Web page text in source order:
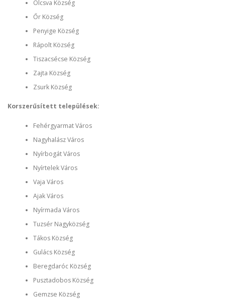
Olcsva Község
Őr Község
Penyige Község
Rápolt Község
Tiszacsécse Község
Zajta Község
Zsurk Község
Korszerűsített települések:
Fehérgyarmat Város
Nagyhalász Város
Nyírbogát Város
Nyírtelek Város
Vaja Város
Ajak Város
Nyírmada Város
Tuzsér Nagyközség
Tákos Község
Gulács Község
Beregdaróc Község
Pusztadobos Község
Gemzse Község